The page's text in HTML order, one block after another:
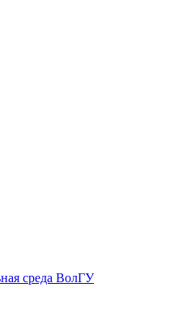
среда ВолГУ